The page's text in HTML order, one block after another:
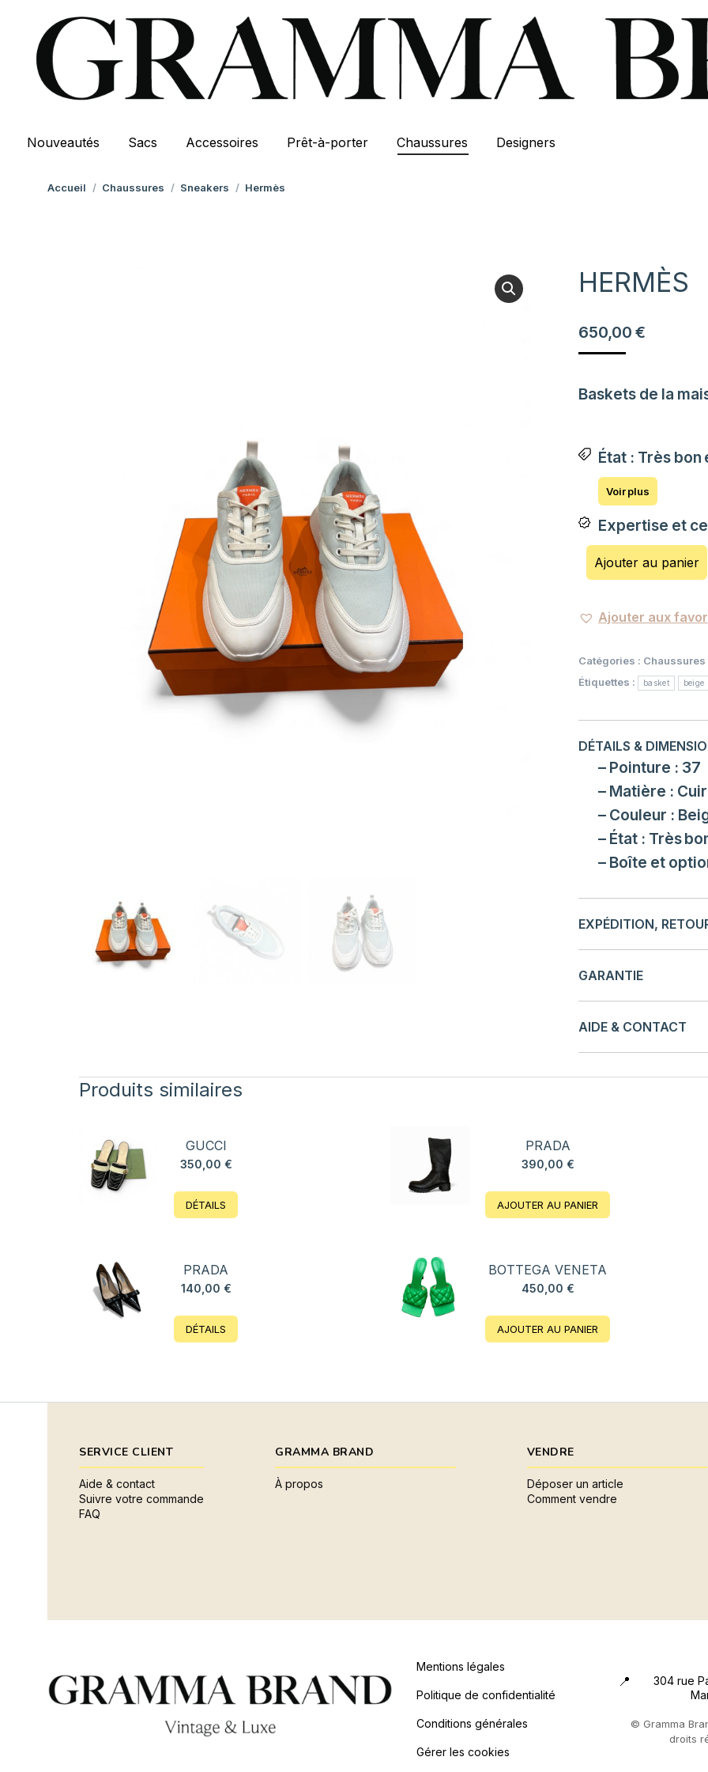
Nouveautés Sacs Accessoires Prêt-à-porter Chaussures Designers
Vous êtes ici :
Accueil Chaussures Sneakers Hermès
HERMÈS
650,00 €
Baskets de la
État : Très bon
Expertise et
Ajouter au panier
Ajouter aux
Catégories : Chaussures
Étiquettes :
basket beige
DÉTAILS &
– Pointure : 37
– Matière : Cuir
– Couleur :
– État : Très
– Boîte et
EXPÉDITION,
GARANTIE
AIDE & CONTACT
Produits similaires
GUCCI
350,00 €
DÉTAILS
PRADA
390,00 €
AJOUTER AU PANIER
PRADA
140,00 €
DÉTAILS
BOTTEGA VENETA
450,00 €
AJOUTER AU PANIER
SERVICE CLIENT
Aide & contact
Suivre votre commande
FAQ
GRAMMA BRAND
À propos
VENDRE
Déposer un article
Comment vendre
Mentions légales
Politique de confidentialité
Conditions générales
Gérer les cookies
304 rue
© Gramma
droits